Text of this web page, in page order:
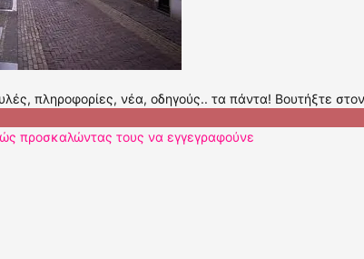
πληροφορίες, νέα, οδηγούς.. τα πάντα! Βουτήξτε
προσκαλώντας τους να εγγεγραφούνε